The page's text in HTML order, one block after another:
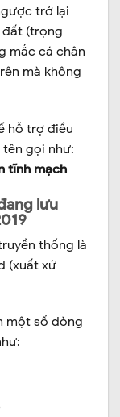
trở lại
(trọng
mắc cá chân
mà không
hỗ trợ điều
gọi như:
tĩnh mạch
lưu
thống là
(xuất xứ
một số dòng